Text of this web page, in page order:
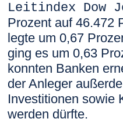
Leitindex Dow
Prozent auf 46.472
legte um 0,67
ging es um 0,63
konnten Banken
der Anleger
Investitionen sowie
werden dürfte.